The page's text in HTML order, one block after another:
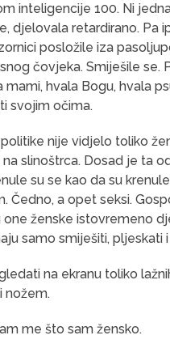
inteligencije 100. Ni
djelovala retardirano. Pa
posložile iza
čovjeka. Smiješile se.
mami, hvala Bogu, hvala
svojim očima.
nije vidjelo toliko
slinoštrca. Dosad je ta
su se kao da su
a opet seksi.
ženske istovremeno
samo smiješiti, pljeskati
na ekranu toliko
nožem.
me što sam žensko.